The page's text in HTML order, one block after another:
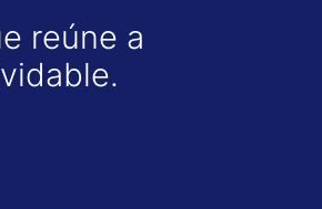
reúne a